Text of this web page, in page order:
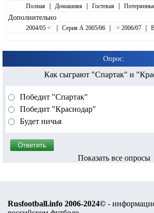
Полная | Домашняя | Гостевая |
Дополнительно
2004/05 < | Серия А 2005/06 | > 2006/07 |
Опрос:
Как сыграют "Спартак" и
Победит "Спартак"
Победит "Краснодар"
Будет ничья
Показать все опросы
Rusfootball.info 2006-2024© -